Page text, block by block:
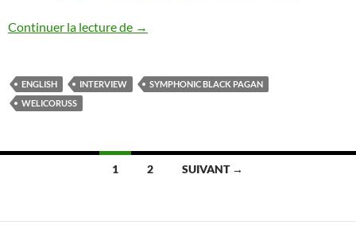
Continuer la lecture de Interview Welicoruss [ENG]
→
ENGLISH INTERVIEW
SYMPHONIC BLACK PAGAN
WELICORUSS
articles
1 2 SUIVANT →